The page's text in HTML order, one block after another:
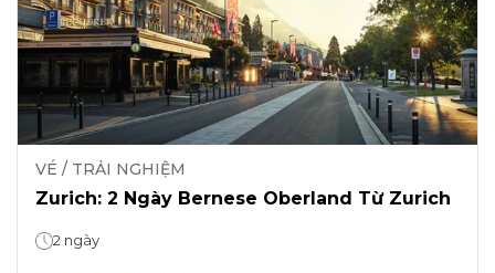
VÉ / TRẢI NGHIỆM
Zurich: 2 Ngày Bernese Oberland Từ Zurich
2 ngày